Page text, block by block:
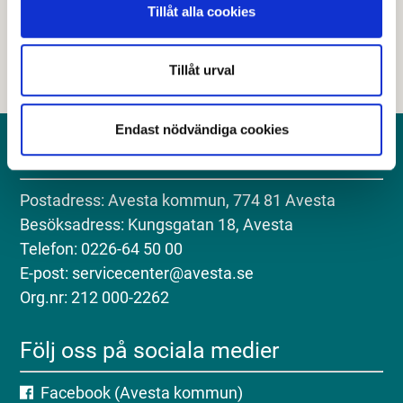
Tillåt alla cookies
Tillåt urval
Endast nödvändiga cookies
Kontakt
Postadress: Avesta kommun, 774 81 Avesta
Besöksadress: Kungsgatan 18, Avesta
Telefon: 0226-64 50 00
E-post: servicecenter@avesta.se
Org.nr: 212 000-2262
Följ oss på sociala medier
Facebook (Avesta kommun)